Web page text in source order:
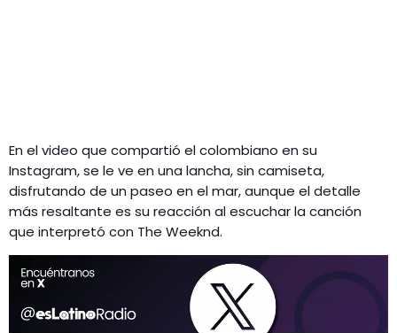
En el video que compartió el colombiano en su
Instagram, se le ve en una lancha, sin camiseta,
disfrutando de un paseo en el mar, aunque el detalle
más resaltante es su reacción al escuchar la canción
que interpretó con The Weeknd.